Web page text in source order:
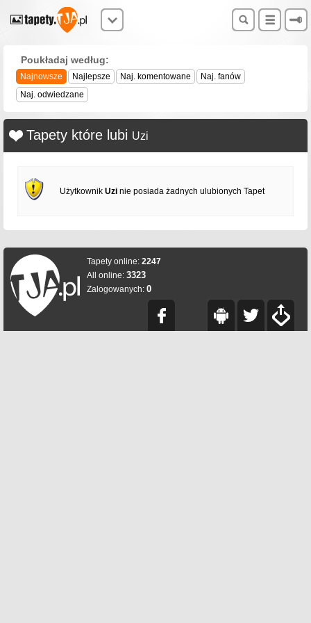
Poukładaj według:
Najnowsze Najlepsze Naj. komentowane
Naj. fanów
Naj. odwiedzane
Tapety które lubi Uzi
Użytkownik Uzi nie posiada żadnych ulubionych Tapet
Tapety online: 2247
All online: 3323
Zalogowanych: 0